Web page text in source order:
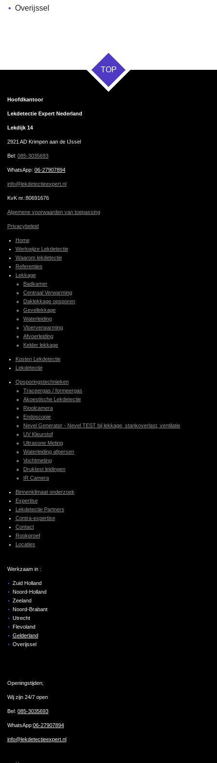
Overijssel
TOP
Hoofdkantoor
Lekdetectie Expert Nederland
Lekdijk 14
2921 AD Krimpen aan de IJssel
Bel: 085-3035693
WhatsApp: 06-27907894
info@lekdetectieexpert.nl
KvK nr.:80691676
Algemene voorwaarden van toepassing
Privacybeleid
Home
Werkwijze Lekdetectie
Waarom lekdetectie
Referenties
Lekkage
Badkamer
Centraal Verwarming
Daklekkage opsporen
Gevellekkage
Waterleiding
Vloerverwarming
Afvoerleiding
Kelder lekkage
Kosten Lekdetectie
Lekdetectie
Opsporingstechnieken
Traceergas / formeergas
Akoestische Lekdetectie
Rioolcamera
Endoscopie
Nevel Generator - Nevel TEST bij lekkage, stankoverlast, ventilatie
UV Kleurstof
Ultrasone Meting
Waterleiding afpersen
Vochtmeting
Druktest leidingen
IR Camera
Binnenklimaat onderzoek
Expertise
Lekdetectie Partners
Contra-expertise
Contact
Rookproef
Locaties
Werkzaam in :
Zuid Holland
Noord-Holland
Zeeland
Noord-Brabant
Utrecht
Flevoland
Gelderland
Overijssel
Openingstijden;
Wij zijn 24/7 open
Bel: 085-3035693
WhatsApp:06-27907894
info@lekdetectieexpert.nl